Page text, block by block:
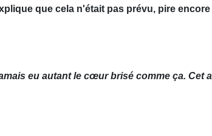
que cela n'était pas prévu, pire
eu autant le cœur brisé comme ça. Cet